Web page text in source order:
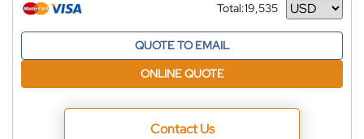
Total:19,535
Currency
QUOTE TO EMAIL
ONLINE QUOTE
Contact Us